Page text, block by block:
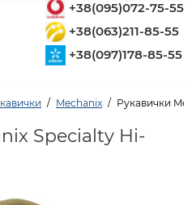
+38(095)072-75-55
+38(063)211-85-55
+38(097)178-85-55
Mechanix Рукавички
Specialty Hi-